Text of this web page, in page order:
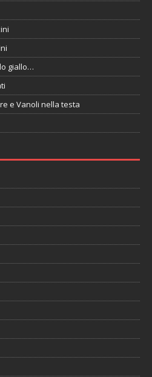
giallo…
e Vanoli nella testa